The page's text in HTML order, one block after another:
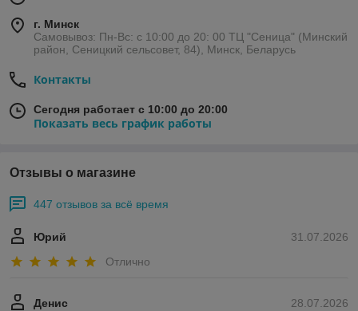
г. Минск
Самовывоз: Пн-Вс: с 10:00 до 20: 00 ТЦ "Сеница" (Минский
район, Сеницкий сельсовет, 84), Минск, Беларусь
Контакты
Сегодня работает с 10:00 до 20:00
Показать весь график работы
Отзывы о магазине
447 отзывов за всё время
31.07.2026
Юрий
Отлично
28.07.2026
Денис